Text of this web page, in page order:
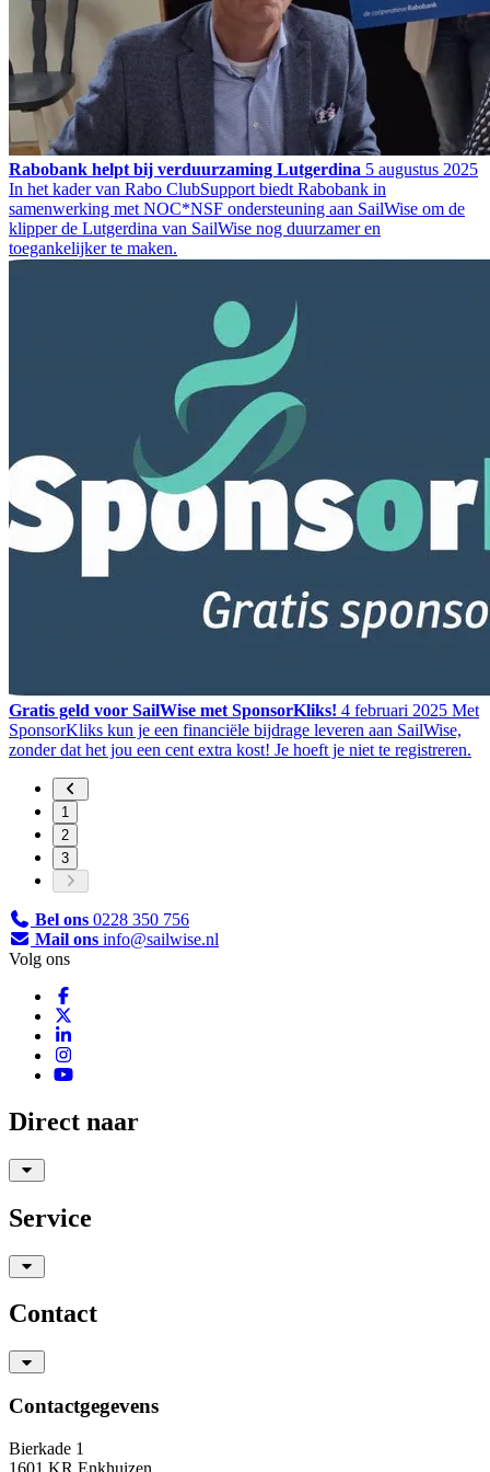
Rabobank helpt bij verduurzaming Lutgerdina 5 augustus 2025
In het kader van Rabo ClubSupport biedt Rabobank in
samenwerking met NOC*NSF ondersteuning aan SailWise om de
klipper de Lutgerdina van SailWise nog duurzamer en
toegankelijker te maken.
Gratis geld voor SailWise met SponsorKliks! 4 februari 2025 Met
SponsorKliks kun je een financiële bijdrage leveren aan SailWise,
zonder dat het jou een cent extra kost! Je hoeft je niet te registreren.
1
2
3
Bel ons 0228 350 756
Mail ons info@sailwise.nl
Volg ons
Direct naar
Service
Contact
Contactgegevens
Bierkade 1
1601 KR Enkhuizen